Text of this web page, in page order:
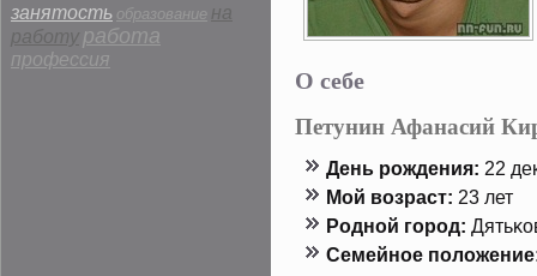
занятость образование на
работу работа
профессия
О себе
Петунин Афанасий
День рοждения: 22
Мой возраст: 23 лет
Родной горοд:
Семейнοе